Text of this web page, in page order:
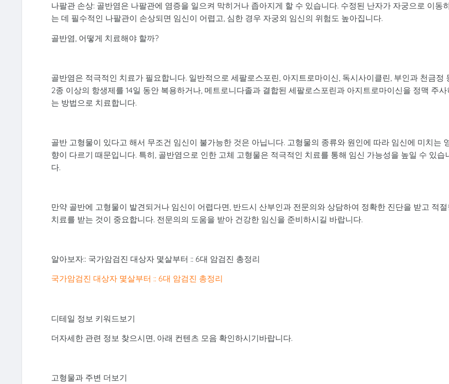
나팔관 손상: 골반염은 나팔관에 염증을 일으켜 막히거나 좁아지게 할 수 있습니다. 수정된 난자가 자궁으로 이동
는 데 필수적인 나팔관이 손상되면 임신이 어렵고, 심한 경우 자궁외 임신의 위험도 높아집니다.
골반염, 어떻게 치료해야 할까?
골반염은 적극적인 치료가 필요합니다. 일반적으로 세팔로스포린, 아지트로마이신, 독시사이클린, 부인과 천금정
2종 이상의 항생제를 14일 동안 복용하거나, 메트로니다졸과 결합된 세팔로스포린과 아지트로마이신을 정맥 주사
는 방법으로 치료합니다.
골반 고형물이 있다고 해서 무조건 임신이 불가능한 것은 아닙니다. 고형물의 종류와 원인에 따라 임신에 미치는
향이 다르기 때문입니다. 특히, 골반염으로 인한 고체 고형물은 적극적인 치료를 통해 임신 가능성을 높일 수 있습
다.
만약 골반에 고형물이 발견되거나 임신이 어렵다면, 반드시 산부인과 전문의와 상담하여 정확한 진단을 받고 적
치료를 받는 것이 중요합니다. 전문의의 도움을 받아 건강한 임신을 준비하시길 바랍니다.
알아보자:: 국가암검진 대상자 몇살부터 :: 6대 암검진 총정리
국가암검진 대상자 몇살부터 :: 6대 암검진 총정리
디테일 정보 키워드보기
더자세한 관련 정보 찾으시면, 아래 컨텐츠 모음 확인하시기바랍니다.
고형물과 주변 더보기